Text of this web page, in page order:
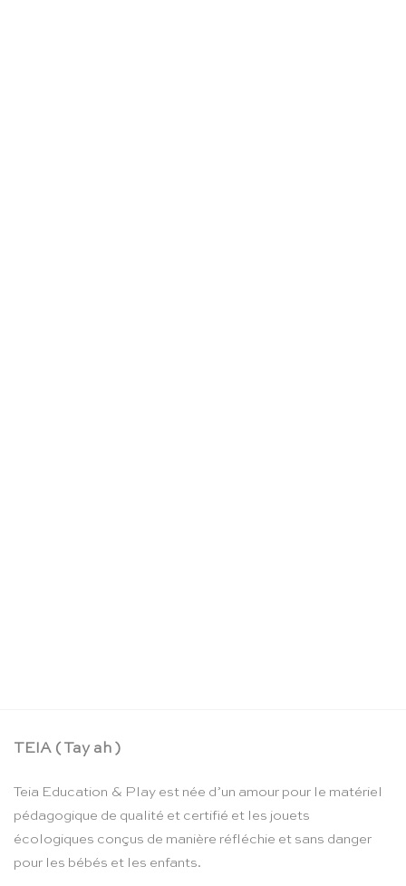
TEIA ( Tay ah )
Teia Education & Play est née d’un amour pour le matériel
pédagogique de qualité et certifié et les jouets
écologiques conçus de manière réfléchie et sans danger
pour les bébés et les enfants.